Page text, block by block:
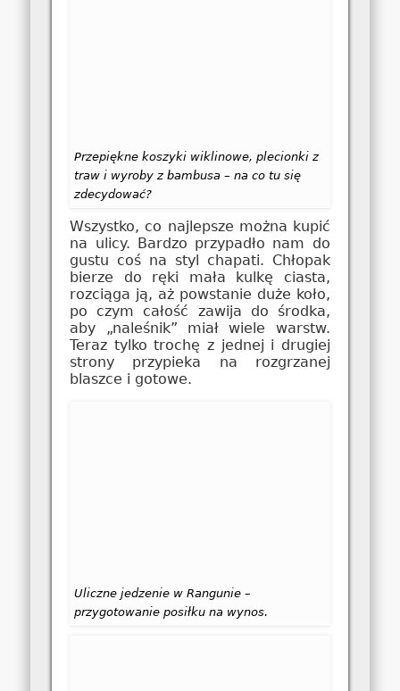
Przepiękne koszyki wiklinowe, plecionki z
traw i wyroby z bambusa – na co tu się
zdecydować?
Wszystko, co najlepsze można kupić
na ulicy. Bardzo przypadło nam do
gustu coś na styl chapati. Chłopak
bierze do ręki mała kulkę ciasta,
rozciąga ją, aż powstanie duże koło,
po czym całość zawija do środka,
aby „naleśnik” miał wiele warstw.
Teraz tylko trochę z jednej i drugiej
strony przypieka na rozgrzanej
blaszce i gotowe.
Uliczne jedzenie w Rangunie –
przygotowanie posiłku na wynos.